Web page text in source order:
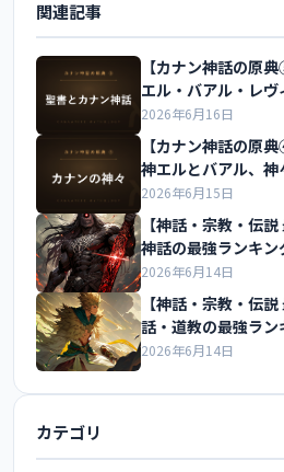
関連記事
【カナン神話の原
エル・バアル・レ
説
2026年6月16日
【カナン神話の原
神エルとバアル、
2026年6月15日
【神話・宗教・伝
神話の最強ランキン
2026年6月14日
【神話・宗教・伝
話・道教の最強ラ
2026年6月14日
カテゴリ